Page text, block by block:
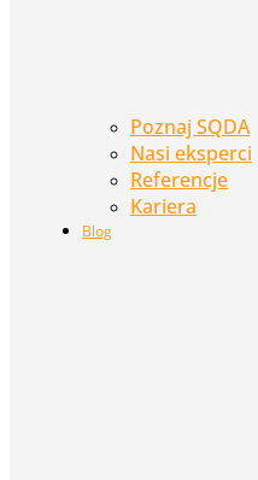
Poznaj SQDA
Nasi eksperci
Referencje
Kariera
Blog